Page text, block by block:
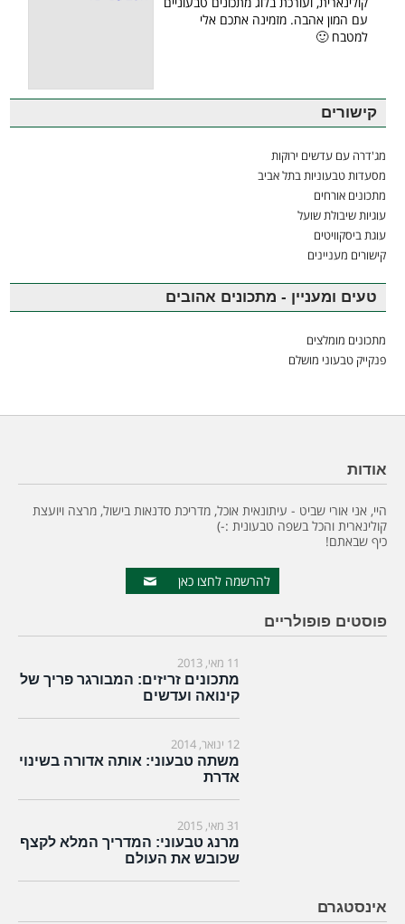
עם המון אהבה. מזמינה אתכם אלי
למטבח 🙂
קישורים
מג'דרה עם עדשים ירוקות
מסעדות טבעוניות בתל אביב
מתכונים אורחים
עוגיות שיבולת שועל
עוגת ביסקוויטים
קישורים מעניינים
טעים ומעניין - מתכונים אהובים
מתכונים מומלצים
פנקייק טבעוני מושלם
אודות
היי, אני אורי שביט - עיתונאית אוכל, מדריכת סדנאות בישול, מרצה ויועצת
קולינארית והכל בשפה טבעונית :-)
כיף שבאתם!
להרשמה לחצו כאן
פוסטים פופולריים
11 מאי, 2013
מתכונים זריזים: המבורגר פריך של
קינואה ועדשים
12 ינואר, 2014
משתה טבעוני: אותה אדורה בשינוי
אדרת
31 מאי, 2015
מרנג טבעוני: המדריך המלא לקצף
שכובש את העולם
אינסטגרם